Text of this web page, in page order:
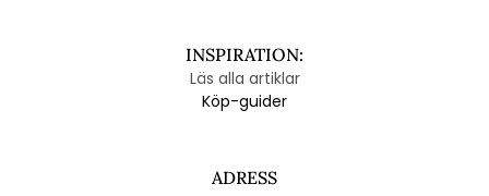
INSPIRATION:
Läs alla artiklar
Köp-guider
ADRESS